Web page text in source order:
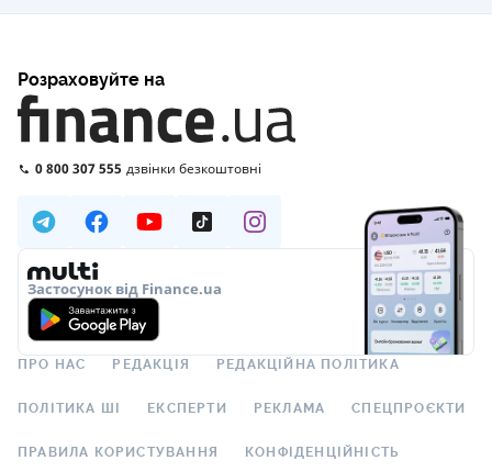
Розраховуйте на
0 800 307 555 дзвінки безкоштовні
Застосунок від Finance.ua
ПРО НАС РЕДАКЦІЯ РЕДАКЦІЙНА ПОЛІТИКА
ПОЛІТИКА ШІ ЕКСПЕРТИ РЕКЛАМА СПЕЦПРОЄКТИ
ПРАВИЛА КОРИСТУВАННЯ КОНФІДЕНЦІЙНІСТЬ